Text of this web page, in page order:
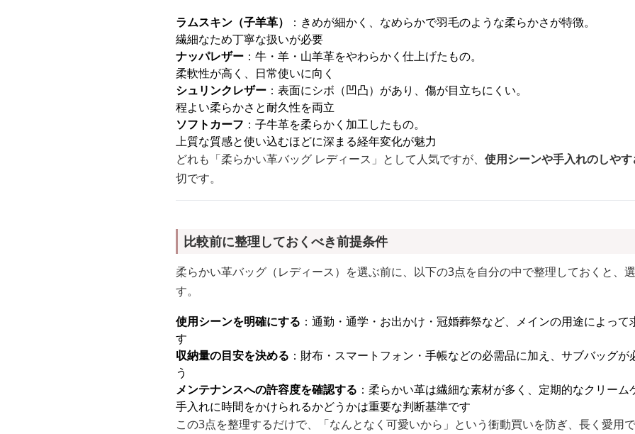
ラムスキン（子羊革）
：きめが細かく、なめらかで羽毛のような柔らかさが特徴。
繊細なため丁寧な扱いが必要
ナッパレザー ：牛・羊・山羊革をやわらかく仕上げたもの。
柔軟性が高く、日常使いに向く
シュリンクレザー ：表面にシボ（凹凸）があり、傷が目立ちにくい。
程よい柔らかさと耐久性を両立
ソフトカーフ ：子牛革を柔らかく加工したもの。
上質な質感と使い込むほどに深まる経年変化が魅力
どれも「柔らかい革バッグ レディース」として人気ですが、 使用シーンや手入れのしやす
切です。
比較前に整理しておくべき前提条件
柔らかい革バッグ（レディース）を選ぶ前に、以下の3点を自分の中で整理しておくと、
す。
使用シーンを明確にする ：通勤・通学・お出かけ・冠婚葬祭など、メインの用途によって
す
収納量の目安を決める ：財布・スマートフォン・手帳などの必需品に加え、サブバッグが
う
メンテナンスへの許容度を確認する ：柔らかい革は繊細な素材が多く、定期的なクリーム
手入れに時間をかけられるかどうかは重要な判断基準です
この3点を整理するだけで、「なんとなく可愛いから」という衝動買いを防ぎ、長く愛用